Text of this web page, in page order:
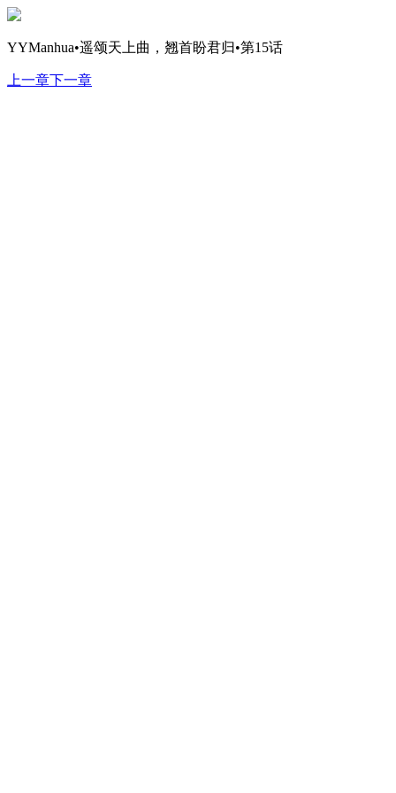
YYManhua•遥颂天上曲，翘首盼君归•第15话
上一章下一章